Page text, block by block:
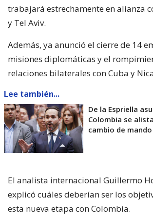
trabajará estrechamente en alianza
y Tel Aviv.
Además, ya anunció el cierre de 14
misiones diplomáticas y el
relaciones bilaterales con Cuba y
Lee también...
De la Espriella
Colombia se
cambio de mando
El analista internacional Guillermo
explicó cuáles deberían ser los
esta nueva etapa con Colombia.